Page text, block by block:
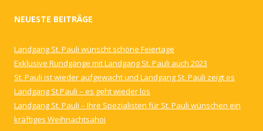
NEUESTE BEITRÄGE
Landgang St. Pauli wünscht schöne Feiertage
Exklusive Rundgänge mit Landgang St. Pauli auch 2023
St. Pauli ist wieder aufgewacht und Landgang St. Pauli zeigt es
Landgang St.Pauli – es geht wieder los
Landgang St. Pauli – Ihre Spezialisten für St. Pauli wünschen ein
kräftiges Weihnachtsahoi